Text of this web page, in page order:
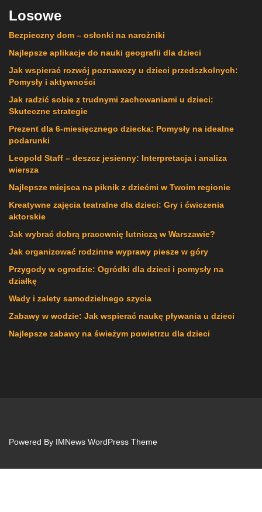
Losowe
Bezpieczny dom – osłonki na narożniki
Najlepsze aplikacje do nauki geografii dla dzieci
Jak wspierać rozwój poznawczy u dzieci przedszkolnych:
Pomysły i aktywności
Jak radzić sobie z trudnymi zachowaniami u dzieci:
Skuteczne strategie
Prezent dla 6-miesięcznego dziecka: Pomysły na idealne
podarunki
Leopold Staff – deszcz jesienny: Interpretacja i analiza
wiersza
Najlepsze miejsca na piknik z dziećmi w Twoim regionie
Kreatywne zajęcia teatralne dla dzieci: Gry i ćwiczenia
aktorskie
Jak wybrać dobrą pracownię lutniczą w Warszawie?
Jak organizować rodzinne wyprawy piesze w góry
Przygody w ogrodzie: Ogródki dla dzieci i pomysły na
działkę
Wady i zalety samodzielnego szycia
Zabawy w wodzie: Jak wspierać naukę pływania u dzieci
Najlepsze zabawy na świeżym powietrzu dla dzieci
Powered By IMNews WordPress Theme